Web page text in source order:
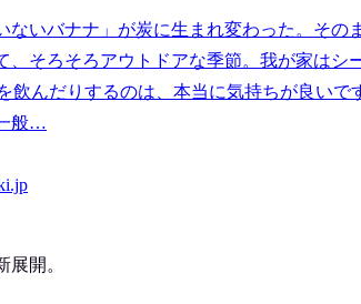
ないバナナ」が炭に生まれ変わった。その
、そろそろアウトドアな季節。我が家は
飲んだりするのは、本当に気持ちが良い
般…
展開。